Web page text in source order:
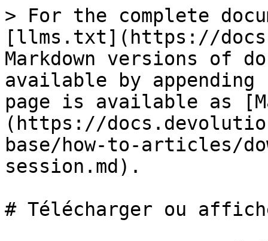
> For the complete
[llms.txt](https://
Markdown versions of
available by
page is available as
(https://
base/how-to-articles/
session.md).
# Télécharger ou